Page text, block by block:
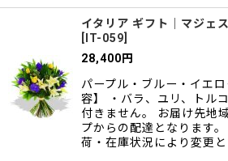
イタリア ギフト｜マジェ
IT-059
28,400円
パープル・ブルー・イエ
容】 ・バラ、ユリ、トル
付きません。 お届け先地
プからの配達となります
荷・在庫状況により変更と